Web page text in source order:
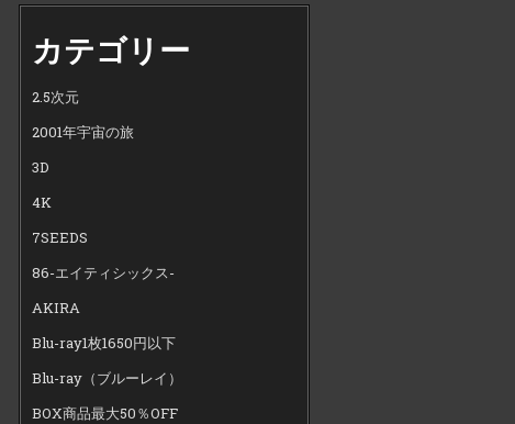
カテゴリー
2.5次元
2001年宇宙の旅
3D
4K
7SEEDS
86-エイティシックス-
AKIRA
Blu-ray1枚1650円以下
Blu-ray（ブルーレイ）
BOX商品最大50％OFF